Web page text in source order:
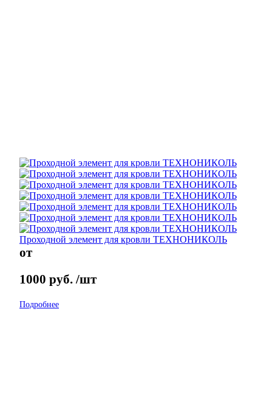
Проходной элемент для кровли ТЕХНОНИКОЛЬ
от
1000 руб. /шт
Подробнее